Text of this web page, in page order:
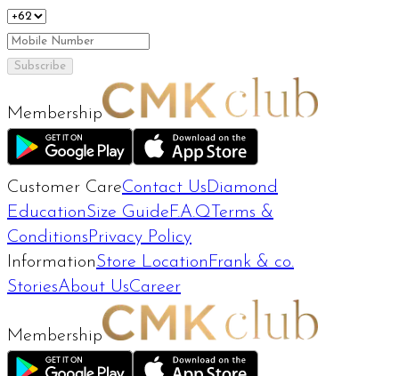
Subscribe
Membership
Customer CareContact Us Diamond
EducationSize Guide F.A.Q Terms &
Conditions Privacy Policy
InformationStore Location Frank & co.
StoriesAbout UsCareer
Membership